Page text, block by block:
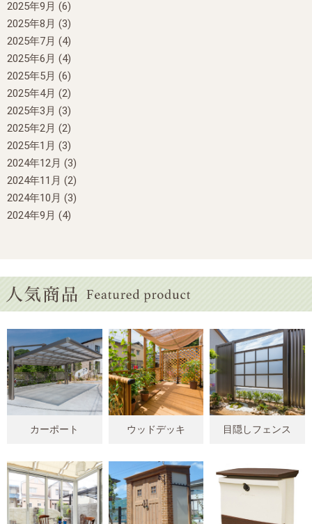
2025年9月 (6)
2025年8月 (3)
2025年7月 (4)
2025年6月 (4)
2025年5月 (6)
2025年4月 (2)
2025年3月 (3)
2025年2月 (2)
2025年1月 (3)
2024年12月 (3)
2024年11月 (2)
2024年10月 (3)
2024年9月 (4)
カーポート ウッドデッキ 目隠しフェンス